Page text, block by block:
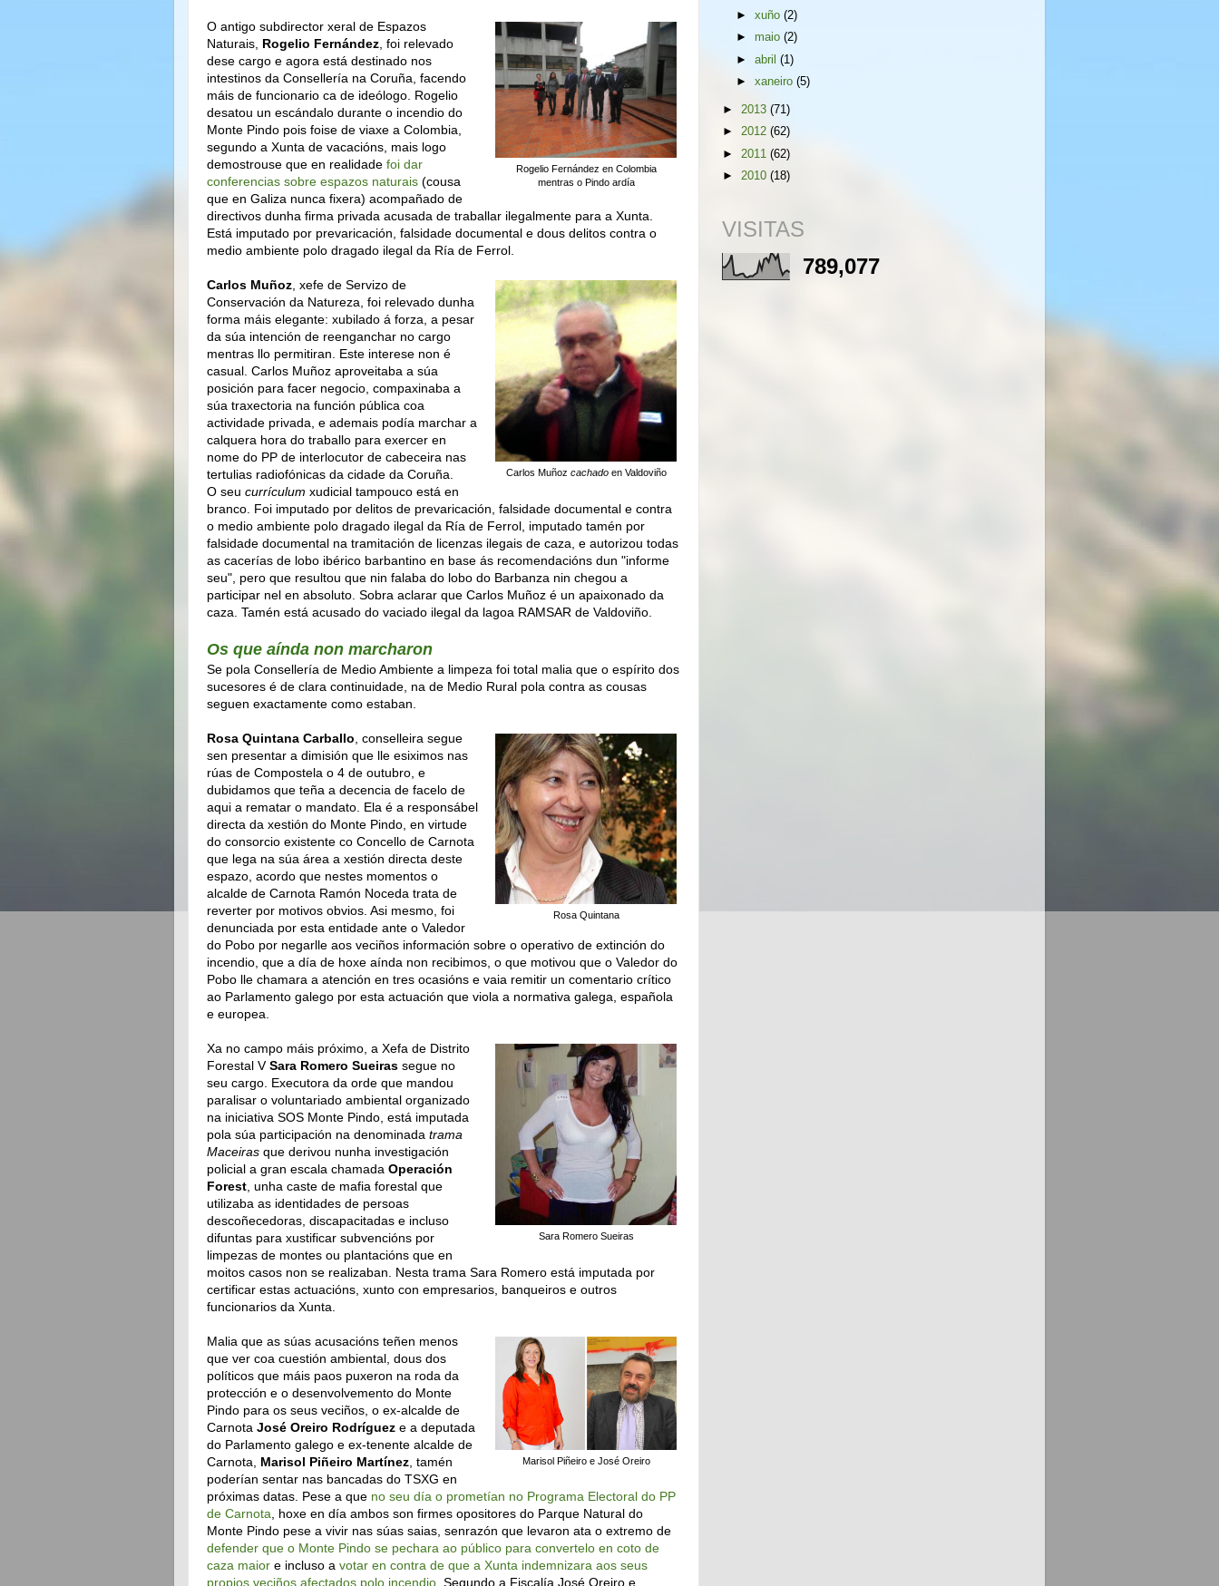
Rogelio Fernández en Colombia
mentras o Pindo ardía
O antigo subdirector xeral de Espazos
Naturais, Rogelio Fernández , foi relevado
dese cargo e agora está destinado nos
intestinos da Consellería na Coruña, facendo
máis de funcionario ca de ideólogo. Rogelio
desatou un escándalo durante o incendio do
Monte Pindo pois foise de viaxe a Colombia,
segundo a Xunta de vacacións, mais logo
demostrouse que en realidade foi dar
conferencias sobre espazos naturais (cousa
que en Galiza nunca fixera) acompañado de
directivos dunha firma privada acusada de traballar ilegalmente para a Xunta.
Está imputado por prevaricación, falsidade documental e dous delitos contra o
medio ambiente polo dragado ilegal da Ría de Ferrol.
Carlos Muñoz cachado en Valdoviño
Carlos Muñoz , xefe de Servizo de
Conservación da Natureza, foi relevado dunha
forma máis elegante: xubilado á forza, a pesar
da súa intención de reenganchar no cargo
mentras llo permitiran. Este interese non é
casual. Carlos Muñoz aproveitaba a súa
posición para facer negocio, compaxinaba a
súa traxectoria na función pública coa
actividade privada, e ademais podía marchar a
calquera hora do traballo para exercer en
nome do PP de interlocutor de cabeceira nas
tertulias radiofónicas da cidade da Coruña.
O seu currículum xudicial tampouco está en
branco. Foi imputado por delitos de prevaricación, falsidade documental e contra
o medio ambiente polo dragado ilegal da Ría de Ferrol, imputado tamén por
falsidade documental na tramitación de licenzas ilegais de caza, e autorizou todas
as cacerías de lobo ibérico barbantino en base ás recomendacións dun "informe
seu", pero que resultou que nin falaba do lobo do Barbanza nin chegou a
participar nel en absoluto. Sobra aclarar que Carlos Muñoz é un apaixonado da
caza. Tamén está acusado do vaciado ilegal da lagoa RAMSAR de Valdoviño.
Os que aínda non marcharon
Se pola Consellería de Medio Ambiente a limpeza foi total malia que o espírito dos
sucesores é de clara continuidade, na de Medio Rural pola contra as cousas
seguen exactamente como estaban.
Rosa Quintana
Rosa Quintana Carballo , conselleira segue
sen presentar a dimisión que lle esiximos nas
rúas de Compostela o 4 de outubro, e
dubidamos que teña a decencia de facelo de
aqui a rematar o mandato. Ela é a responsábel
directa da xestión do Monte Pindo, en virtude
do consorcio existente co Concello de Carnota
que lega na súa área a xestión directa deste
espazo, acordo que nestes momentos o
alcalde de Carnota Ramón Noceda trata de
reverter por motivos obvios. Asi mesmo, foi
denunciada por esta entidade ante o Valedor
do Pobo por negarlle aos veciños información sobre o operativo de extinción do
incendio, que a día de hoxe aínda non recibimos, o que motivou que o Valedor do
Pobo lle chamara a atención en tres ocasións e vaia remitir un comentario crítico
ao Parlamento galego por esta actuación que viola a normativa galega, española
e europea.
Sara Romero Sueiras
Xa no campo máis próximo, a Xefa de Distrito
Forestal VSara Romero Sueiras segue no
seu cargo. Executora da orde que mandou
paralisar o voluntariado ambiental organizado
na iniciativa SOS Monte Pindo, está imputada
pola súa participación na denominada trama
Maceiras que derivou nunha investigación
policial a gran escala chamada Operación
Forest , unha caste de mafia forestal que
utilizaba as identidades de persoas
descoñecedoras, discapacitadas e incluso
difuntas para xustificar subvencións por
limpezas de montes ou plantacións que en
moitos casos non se realizaban. Nesta trama Sara Romero está imputada por
certificar estas actuacións, xunto con empresarios, banqueiros e outros
funcionarios da Xunta.
Marisol Piñeiro e José Oreiro
Malia que as súas acusacións teñen menos
que ver coa cuestión ambiental, dous dos
políticos que máis paos puxeron na roda da
protección e o desenvolvemento do Monte
Pindo para os seus veciños, o ex-alcalde de
Carnota José Oreiro Rodríguez e a deputada
do Parlamento galego e ex-tenente alcalde de
Carnota, Marisol Piñeiro Martínez , tamén
poderían sentar nas bancadas do TSXG en
próximas datas. Pese a que no seu día o prometían no Programa Electoral do PP
de Carnota , hoxe en día ambos son firmes opositores do Parque Natural do
Monte Pindo pese a vivir nas súas saias, senrazón que levaron ata o extremo de
defender que o Monte Pindo se pechara ao público para convertelo en coto de
caza maior e incluso a votar en contra de que a Xunta indemnizara aos seus
propios veciños afectados polo incendio . Segundo a Fiscalía José Oreiro e
►xuño(2)
►maio(2)
►abril(1)
►xaneiro(5)
► 2013 (71)
► 2012 (62)
► 2011 (62)
► 2010 (18)
VISITAS
789,077